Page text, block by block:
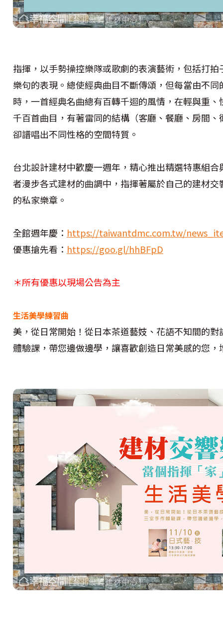
指揮，以手勢操控樂隊或歌劇的表演藝術，包括打
樂句的表現。總使經典曲目不斷傳頌，但每當由不
時，一首經典名曲總有百轉千迴的風情，在輕與重
千百首曲目，有著雷同的結構（客廳、餐廳、房間
卻譜唱出不同性格的空間特質。
台北設計建材中歡慶一週年，精心推出精選特惠組
者漫步各式建材的曲調中，指揮著屬於自己的建材
的私家樂章。
全館週年慶： https://taiwantdmc.com.tw/
優惠搶先看： https://goo.gl/hhBFpD
＊所有優惠以現場公告為主
生活美學練習曲
美，從日常開始！從日本茶道藝妓、花語不知間的
體驗課，帶您邊做邊學，讓喜歡創造日常美感的您